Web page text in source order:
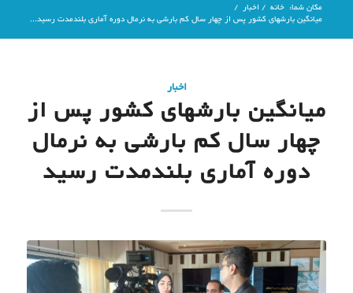
مکان شما: خانه / اخبار
/
میانگین بارشهای کشور پس از چهار سال کم بارشی به نرمال دوره آماری بلندمدت رسید...
اخبار
میانگین بارشهای کشور پس از
چهار سال کم بارشی به نرمال
دوره آماری بلندمدت رسید